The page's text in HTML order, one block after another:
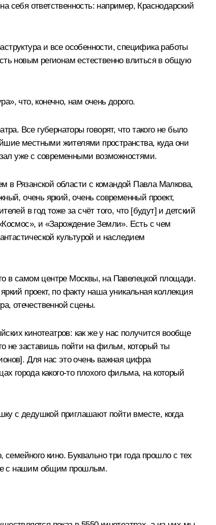
себя ответственность: например, Краснодарский
и все особенности, специфика работы
новым регионам естественно влиться в общую
что, конечно, нам очень дорого.
Все губернаторы говорят, что такого не было
местными жителями пространства, куда они
уже с современными возможностями.
в Рязанской области с командой Павла Малкова,
очень яркий, очень современный проект,
в год тоже за счёт того, что [будут] и детский
и «Зарождение Земли». Есть с чем
культурой и наследием
в самом центре Москвы, на Павелецкой площади.
проект, по факту наша уникальная коллекция
отечественной сцены.
кинотеатров: как же у нас получится вообще
не заставишь пойти на фильм, который ты
Для нас это очень важная цифра
города какого-то плохого фильма, на который
с дедушкой приглашают пойти вместе, когда
кино. Буквально три года прошло с тех
с нашим общим прошлым.